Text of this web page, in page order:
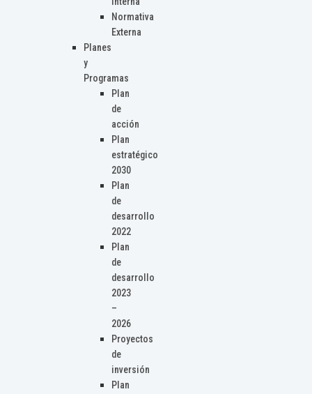
Normativa
Externa
Planes
y
Programas
Plan
de
acción
Plan
estratégico
2030
Plan
de
desarrollo
2022
Plan
de
desarrollo
2023
–
2026
Proyectos
de
inversión
Plan